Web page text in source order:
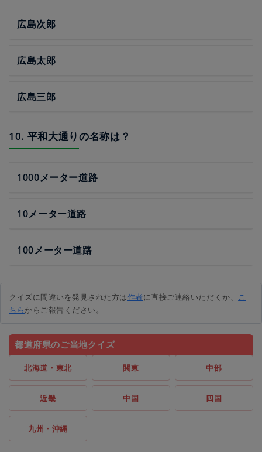
広島次郎
広島太郎
広島三郎
10. 平和大通りの名称は？
1000メーター道路
10メーター道路
100メーター道路
クイズに間違いを発見された方は作者に直接ご連絡いただくか、 こ
ちらからご報告ください。
都道府県のご当地クイズ
北海道・東北 関東 中部
近畿 中国 四国
九州・沖縄